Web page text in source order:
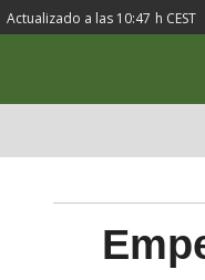
Actualizado a las 10:47 h CEST